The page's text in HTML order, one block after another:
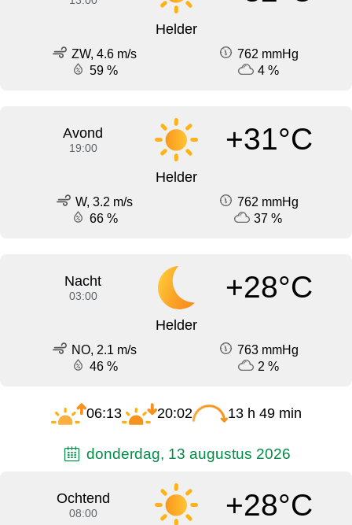
Helder
ZW, 4.6 m/s
762 mmHg
59 %
4 %
Avond
19:00 +31°C
Helder
W, 3.2 m/s
762 mmHg
66 %
37 %
Nacht
03:00 +28°C
Helder
NO, 2.1 m/s
763 mmHg
46 %
2 %
06:13 20:02 13 h 49 min
donderdag, 13 augustus 2026
Ochtend
08:00 +28°C